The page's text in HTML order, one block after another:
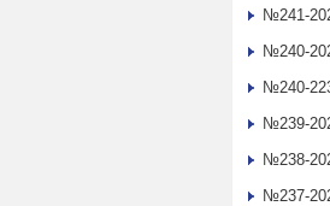
№241-
№240-
№240-
№239-
№238-
№237-